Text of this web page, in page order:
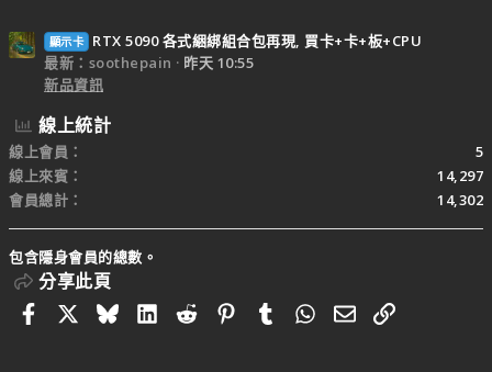
顯示卡
RTX 5090 各式綑綁組合包再現, 買卡+卡+板+CPU
最新：soothepain
昨天 10:55
新品資訊
線上統計
線上會員
5
線上來賓
14,297
會員總計
14,302
包含隱身會員的總數。
分享此頁
FacebookBlueskyLinkedIn
RedditPinterestTumblrWhatsApp
電子郵件
連結